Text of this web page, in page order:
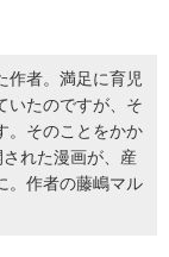
作者。満足に育児
いたのですが、そ
。そのことをかか
れた漫画が、産
。作者の藤嶋マル